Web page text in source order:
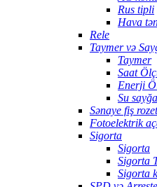
Rus tipli
Hava
Rele
Taymer və
Taymer
Saat
Enerji
Su
Sənaye fiş
Fotoelektrik
Sigorta
Sigorta
Sigorta
Sigorta